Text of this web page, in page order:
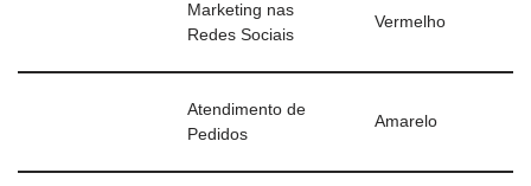
Marketing nas
Redes Sociais
Vermelho
Atendimento de
Pedidos
Amarelo